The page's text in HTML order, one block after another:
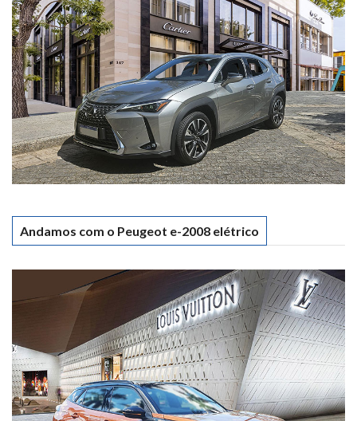
Andamos com o Peugeot e-2008 elétrico